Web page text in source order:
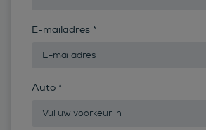
E-mailadres *
Auto *